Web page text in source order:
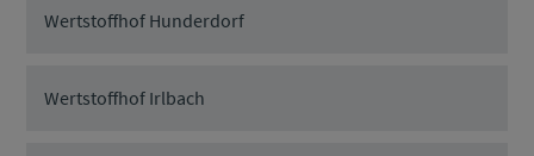
Wertstoffhof Hunderdorf
Wertstoffhof Irlbach